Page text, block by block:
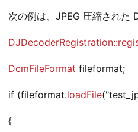
次の例は、JPEG 圧縮された
DcmFileFormat fileformat;
if (fileformat.loadFile
{